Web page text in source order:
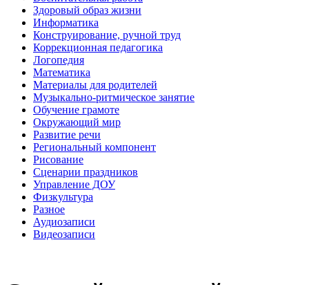
Здоровый образ жизни
Информатика
Конструирование, ручной труд
Коррекционная педагогика
Логопедия
Математика
Материалы для родителей
Музыкально-ритмическое занятие
Обучение грамоте
Окружающий мир
Развитие речи
Региональный компонент
Рисование
Сценарии праздников
Управление ДОУ
Физкультура
Разное
Аудиозаписи
Видеозаписи